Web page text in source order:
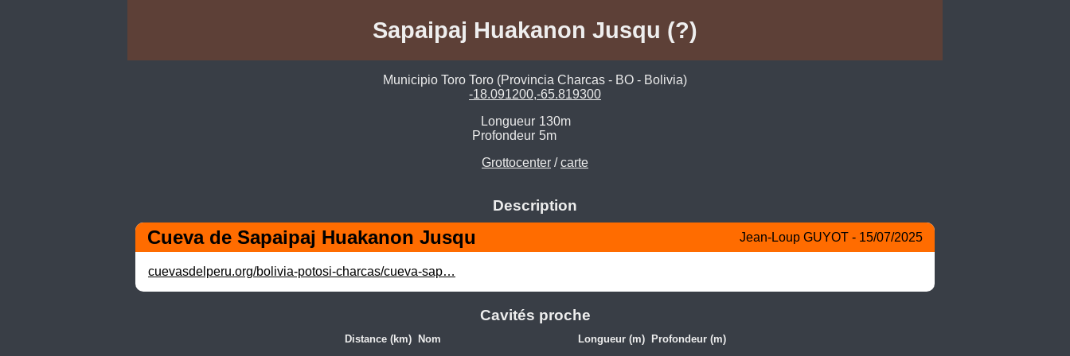
Sapaipaj Huakanon Jusqu (?)
Municipio Toro Toro (Provincia Charcas - BO - Bolivia)
-18.091200,-65.819300
Longueur 130m
Profondeur 5m
Grottocenter /carte
Description
Cueva de Sapaipaj Huakanon Jusqu Jean-Loup GUYOT - 15/07/2025
cuevasdelperu.org/bolivia-potosi-charcas/cueva-sap…
Cavités proche
Distance (km) Nom Longueur (m) Profondeur (m)